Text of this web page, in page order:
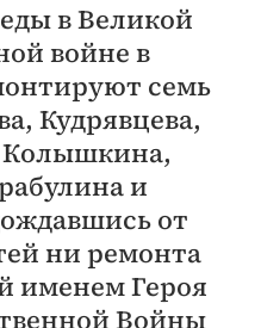
в Великой
войне в
семь
Кудрявцева,
Колышкина,
и
от
ни ремонта
именем Героя
Войны